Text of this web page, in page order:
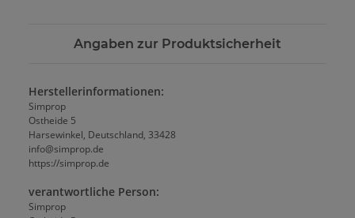
Angaben zur Produktsicherheit
Herstellerinformationen:
Simprop
Ostheide 5
Harsewinkel, Deutschland, 33428
info@simprop.de
https://simprop.de
verantwortliche Person:
Simprop